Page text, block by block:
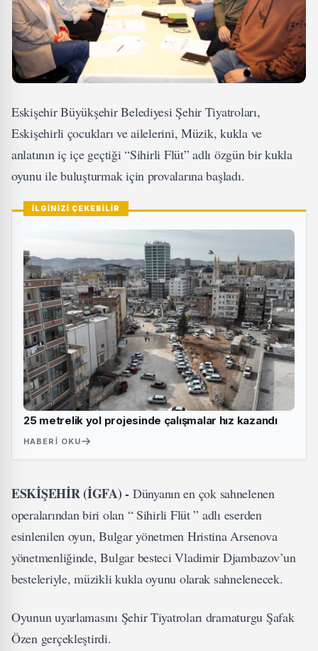
Eskişehir Büyükşehir Belediyesi Şehir Tiyatroları,
Eskişehirli çocukları ve ailelerini, Müzik, kukla ve
anlatının iç içe geçtiği “Sihirli Flüt” adlı özgün bir kukla
oyunu ile buluşturmak için provalarına başladı.
İLGİNİZİ ÇEKEBİLİR
25 metrelik yol projesinde çalışmalar hız kazandı
HABERI OKU
ESKİŞEHİR (İGFA) - Dünyanın en çok sahnelenen
operalarından biri olan “ Sihirli Flüt ” adlı eserden
esinlenilen oyun, Bulgar yönetmen Hristina Arsenova
yönetmenliğinde, Bulgar besteci Vladimir Djambazov’un
besteleriyle, müzikli kukla oyunu olarak sahnelenecek.
Oyunun uyarlamasını Şehir Tiyatroları dramaturgu Şafak
Özen gerçekleştirdi.